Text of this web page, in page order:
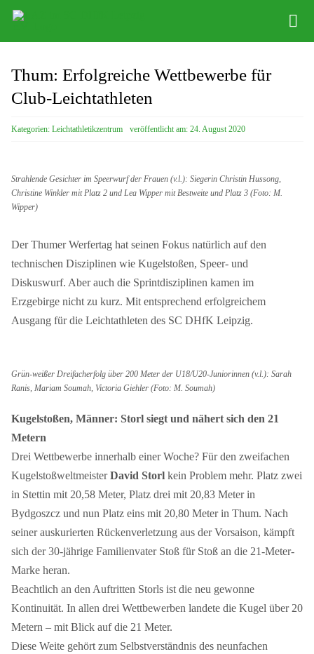
Zum
Distance Team
Sponsoren
Thum: Erfolgreiche Wettbewerbe für
Club-Leichtathleten
Kategorien: Leichtathletikzentrum veröffentlicht am: 24. August 2020
Strahlende Gesichter im Speerwurf der Frauen (v.l.): Siegerin Christin Hussong,
Christine Winkler mit Platz 2 und Lea Wipper mit Bestweite und Platz 3 (Foto: M.
Wipper)
Der Thumer Werfertag hat seinen Fokus natürlich auf den
technischen Disziplinen wie Kugelstoßen, Speer- und
Diskuswurf. Aber auch die Sprintdisziplinen kamen im
Erzgebirge nicht zu kurz. Mit entsprechend erfolgreichem
Ausgang für die Leichtathleten des SC DHfK Leipzig.
Grün-weißer Dreifacherfolg über 200 Meter der U18/U20-Juniorinnen (v.l.): Sarah
Ranis, Mariam Soumah, Victoria Giehler (Foto: M. Soumah)
Kugelstoßen, Männer: Storl siegt und nähert sich den 21
Metern
Drei Wettbewerbe innerhalb einer Woche? Für den zweifachen
KugelstoßweltmeisterDavid Storlkein Problem mehr. Platz zwei
in Stettin mit 20,58 Meter, Platz drei mit 20,83 Meter in
Bydgoszcz und nun Platz eins mit 20,80 Meter in Thum. Nach
seiner auskurierten Rückenverletzung aus der Vorsaison, kämpft
sich der 30-jährige Familienvater Stoß für Stoß an die 21-Meter-
Marke heran.
Beachtlich an den Auftritten Storls ist die neu gewonne
Kontinuität. In allen drei Wettbewerben landete die Kugel über 20
Metern – mit Blick auf die 21 Meter.
Diese Weite gehört zum Selbstverständnis des neunfachen